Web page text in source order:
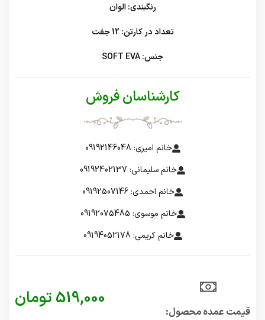
رنگبندی: الوان
تعداد در کارتن: 12 جفت
جنس: SOFT EVA
کارشناسان فروش
خانم امیری: 09192146048
خانم سلیمانی: 09192402137
خانم احمدی: 09192507146
خانم موسوی: 09192075485
خانم کریمی: 09194052178
قیمت عمده محصول:​
519,000 تومان